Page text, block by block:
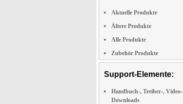
Aktuelle Produkte
Ältere Produkte
Alle Produkte
Zubehör Produkte
Support-Elemente:
Handbuch-, Treiber-, Video-
Downloads